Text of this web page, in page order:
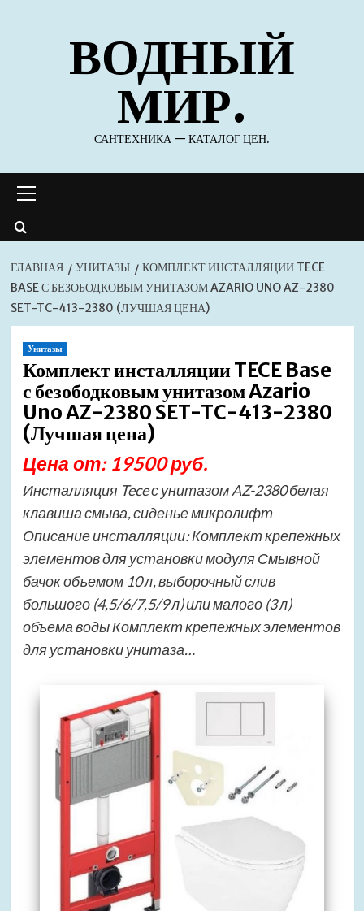
содержимомуВОДНЫЙ
МИР.
САНТЕХНИКА — КАТАЛОГ ЦЕН.
меню
ГЛАВНАЯ УНИТАЗЫ
КОМПЛЕКТ ИНСТАЛЛЯЦИИ TECE
BASE С БЕЗОБОДКОВЫМ УНИТАЗОМ AZARIO UNO AZ-2380
SET-TC-413-2380 (ЛУЧШАЯ ЦЕНА)
Унитазы
Комплект инсталляции TECE Base
с безободковым унитазом Azario
Uno AZ-2380 SET-TC-413-2380
(Лучшая цена)
Цена от: 19500 руб.
Инсталляция Tece с унитазом AZ-2380 белая
клавиша смыва, сиденье микролифт
Описание инсталляции: Комплект крепежных
элементов для установки модуля Смывной
бачок объемом 10 л, выборочный слив
большого (4,5/6/7,5/9 л) или малого (3 л)
объема воды Комплект крепежных элементов
для установки унитаза…